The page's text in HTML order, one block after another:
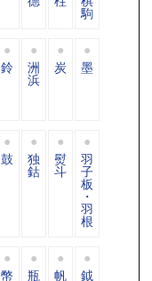
駒
鈴 洲
浜
炭 墨
鼓 独
鈷
熨
斗
羽
子
板
・
羽
根
幣 瓶 帆 鉞